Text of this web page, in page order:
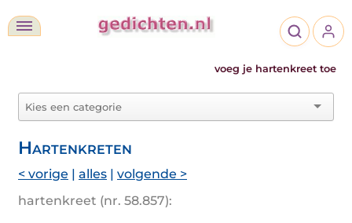
voeg je hartenkreet toe
Hartenkreten
< vorige | alles | volgende >
hartenkreet (nr. 58.857):